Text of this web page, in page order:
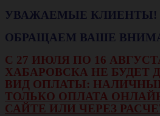
УВАЖАЕМЫЕ КЛИЕНТЫ!
ОБРАЩАЕМ ВАШЕ
С 27 ИЮЛЯ ПО 16
ХАБАРОВСКА НЕ БУДЕТ
ВИД ОПЛАТЫ:
ТОЛЬКО ОПЛАТА
САЙТЕ ИЛИ ЧЕРЕЗ